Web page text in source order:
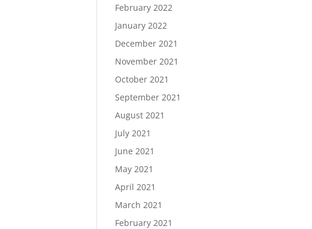
February 2022
January 2022
December 2021
November 2021
October 2021
September 2021
August 2021
July 2021
June 2021
May 2021
April 2021
March 2021
February 2021